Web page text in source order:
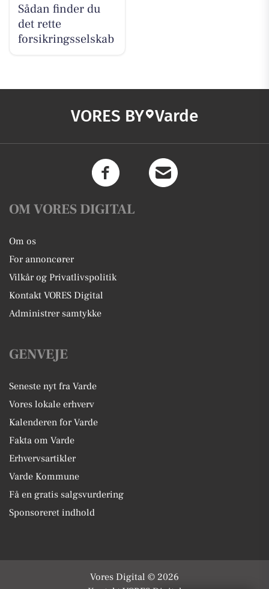
Sådan finder du
det rette
forsikringsselskab
VORES BY Varde
OM VORES DIGITAL
Om os
For annoncører
Vilkår og Privatlivspolitik
Kontakt VORES Digital
Administrer samtykke
GENVEJE
Seneste nyt fra Varde
Vores lokale erhverv
Kalenderen for Varde
Fakta om Varde
Erhvervsartikler
Varde Kommune
Få en gratis salgsvurdering
Sponsoreret indhold
Vores Digital © 2026